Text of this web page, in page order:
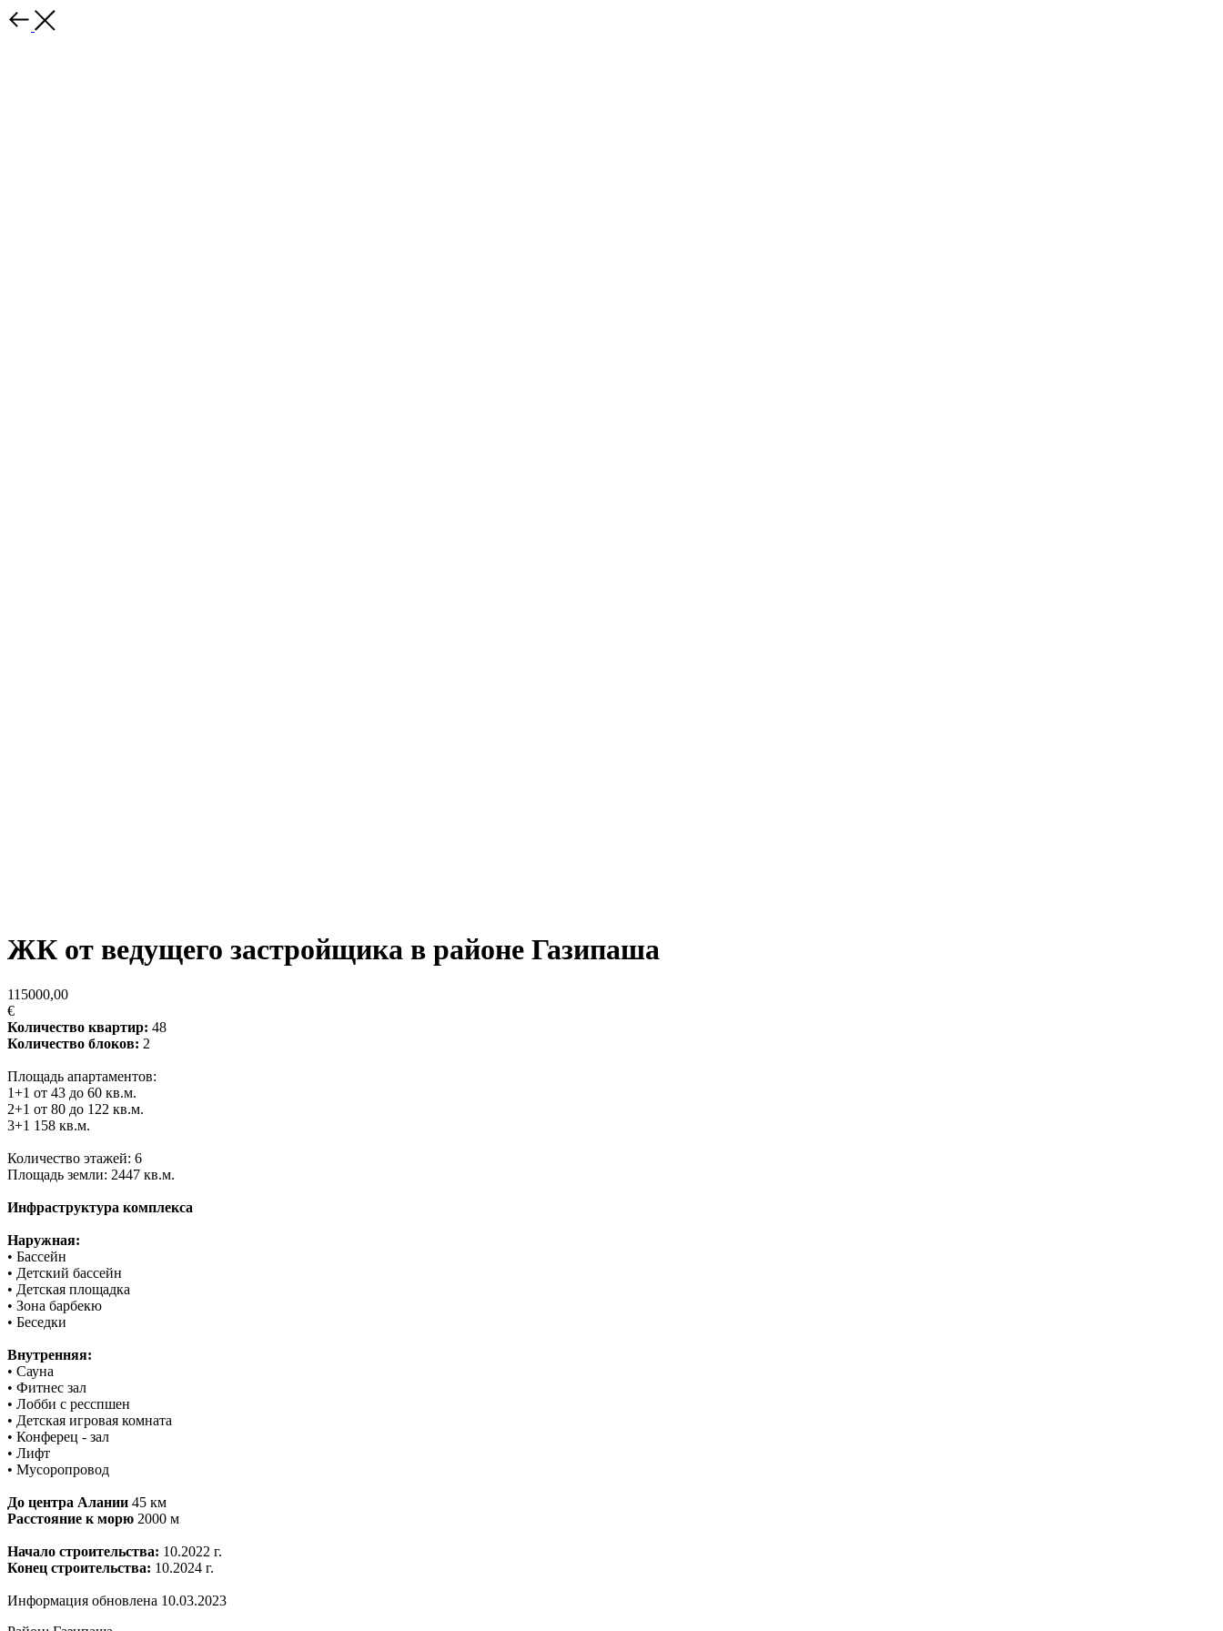
ЖК от ведущего застройщика в районе Газипаша
115000,00
€
Количество квартир: 48
Количество блоков: 2
Площадь апартаментов:
1+1 от 43 до 60 кв.м.
2+1 от 80 до 122 кв.м.
3+1 158 кв.м.
Количество этажей: 6
Площадь земли: 2447 кв.м.
Инфраструктура комплекса
Наружная:
• Бассейн
• Детский бассейн
• Детская площадка
• Зона барбекю
• Беседки
Внутренняя:
• Сауна
• Фитнес зал
• Лобби с ресспшен
• Детская игровая комната
• Конферец - зал
• Лифт
• Мусоропровод
До центра Алании 45 км
Расстояние к морю 2000 м
Начало строительства: 10.2022 г.
Конец строительства: 10.2024 г.
Информация обновлена 10.03.2023